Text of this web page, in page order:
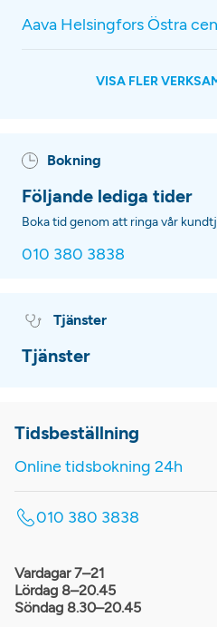
Aava Helsingfors Östra
VISA FLER
Bokning
Följande lediga tider
Boka tid genom att ringa vår
010 380 3838
Tjänster
Tjänster
Tidsbeställning
Online tidsbokning 24h
010 380 3838
Vardagar 7–21
Lördag 8–20.45
Söndag 8.30–20.45